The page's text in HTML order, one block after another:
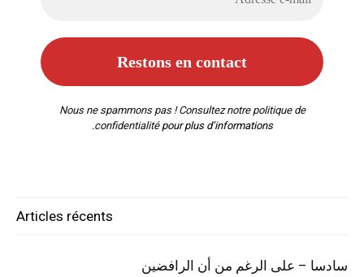
Nous ne spammons pas ! Consultez notre politique de
confidentialitépour plus d’informations.
Articles récents
سادسا – على الرغم من أن الرافضين